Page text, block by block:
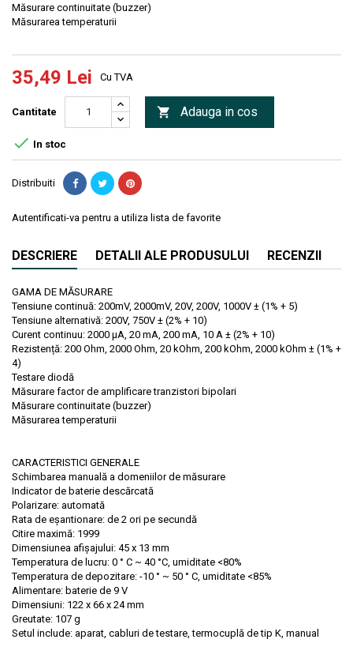
Măsurare continuitate (buzzer)
Măsurarea temperaturii
35,49 Lei Cu TVA
Cantitate  Adauga in cos
 In stoc
Distribuiti
Autentificati-va pentru a utiliza lista de favorite
DESCRIERE DETALII ALE PRODUSULUI RECENZII
GAMA DE MĂSURARE
Tensiune continuă: 200mV, 2000mV, 20V, 200V, 1000V ± (1% + 5)
Tensiune alternativă: 200V, 750V ± (2% + 10)
Curent continuu: 2000 µA, 20 mA, 200 mA, 10 A ± (2% + 10)
Rezistență: 200 Ohm, 2000 Ohm, 20 kOhm, 200 kOhm, 2000 kOhm ± (1% +
4)
Testare diodă
Măsurare factor de amplificare tranzistori bipolari
Măsurare continuitate (buzzer)
Măsurarea temperaturii
CARACTERISTICI GENERALE
Schimbarea manuală a domeniilor de măsurare
Indicator de baterie descărcată
Polarizare: automată
Rata de eșantionare: de 2 ori pe secundă
Citire maximă: 1999
Dimensiunea afișajului: 45 x 13 mm
Temperatura de lucru: 0 ° C ~ 40 °C, umiditate <80%
Temperatura de depozitare: -10 ° ~ 50 ° C, umiditate <85%
Alimentare: baterie de 9 V
Dimensiuni: 122 x 66 x 24 mm
Greutate: 107 g
Setul include: aparat, cabluri de testare, termocuplă de tip K, manual